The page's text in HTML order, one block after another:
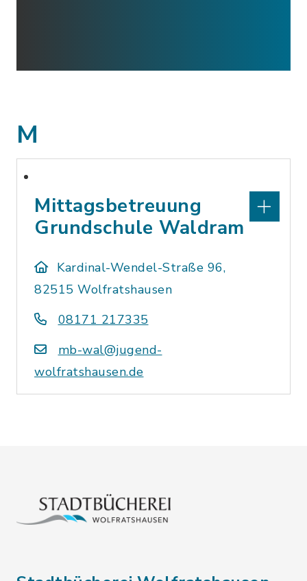
M
Mittagsbetreuung
Grundschule Waldram
Kardinal-Wendel-Straße 96,
82515 Wolfratshausen
08171 217335
mb-wal@jugend-
wolfratshausen.de